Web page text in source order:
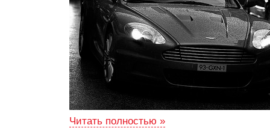
Читать полностью »